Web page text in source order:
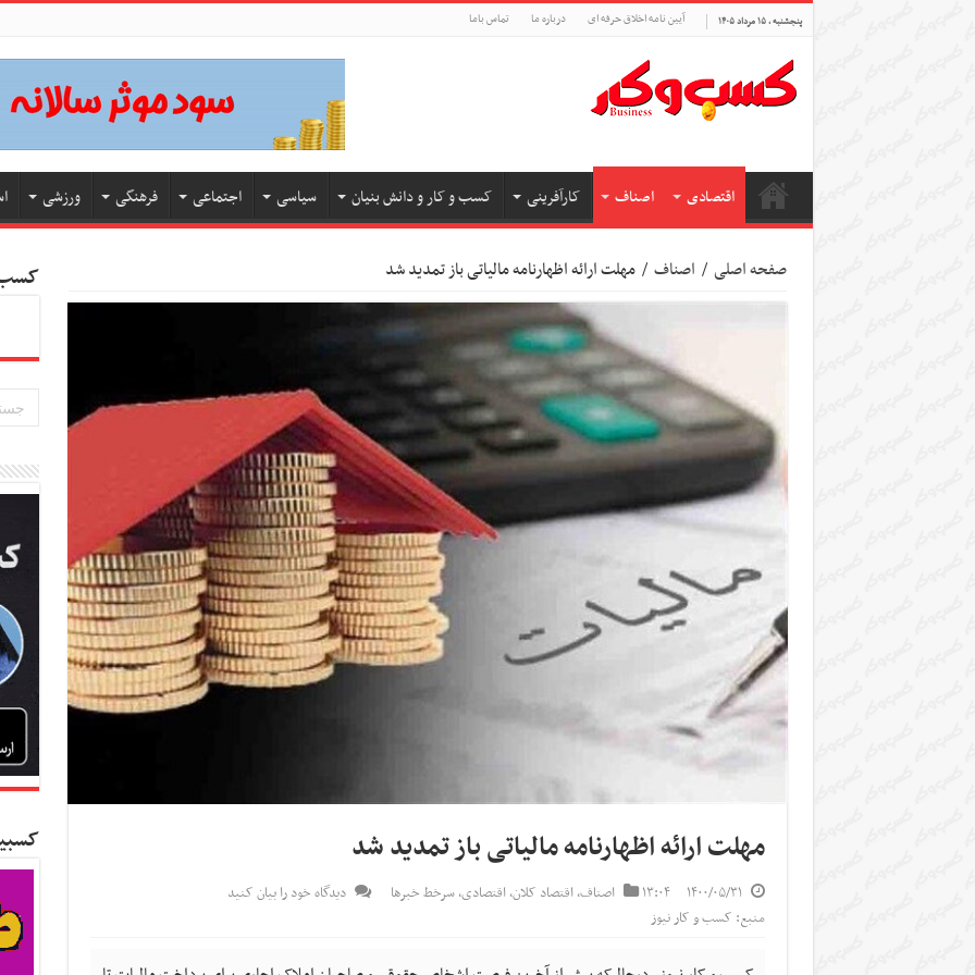
پنجشنبه , ۱۵ مرداد ۱۴۰۵ آیین نامه اخلاق حرفه ای درباره ما تماس باما
اقتصادی اصناف کارآفرینی کسب و کار و دانش بنیان سیاسی اجتماعی فرهنگی ورزشی
صفحه اصلی / اصناف / مهلت ارائه اظهارنامه مالیاتی باز تمدید شد
مهلت ارائه اظهارنامه مالیاتی باز تمدید شد
۱۴۰۰/۰۵/۳۱ ۱۳:۰۴ اصناف,اقتصاد کلان,اقتصادی,سرخط خبرها
دیدگاه خود را بیان کنید
منبع: کسب و کار نیوز
کسب